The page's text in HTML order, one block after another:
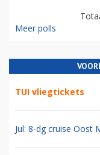
Meer polls
TUI vliegtickets
Jul: 8-dg cruise Oost